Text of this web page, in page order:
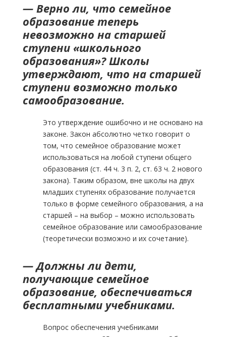
— Верно ли, что семейное
образование теперь
невозможно на старшей
ступени «школьного
образования»? Школы
утверждают, что на старшей
ступени возможно только
самообразование.
Это утверждение ошибочно и не основано на
законе. Закон абсолютно четко говорит о
том, что семейное образование может
использоваться на любой ступени общего
образования (ст. 44 ч. 3 п. 2, ст. 63 ч. 2 нового
закона). Таким образом, вне школы на двух
младших ступенях образование получается
только в форме семейного образования, а на
старшей – на выбор – можно использовать
семейное образование или самообразование
(теоретически возможно и их сочетание).
— Должны ли дети,
получающие семейное
образование, обеспечиваться
бесплатными учебниками.
Вопрос обеспечения учебниками